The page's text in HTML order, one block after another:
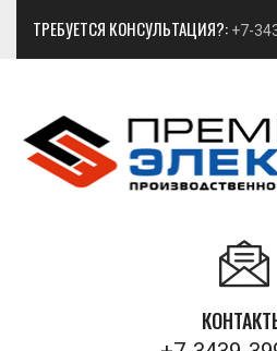
ТРЕБУЕТСЯ КОНСУЛЬТАЦИЯ?: +7-